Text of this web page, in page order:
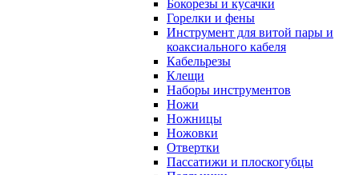
Бокорезы и кусачки
Горелки и фены
Инструмент для витой пары и
коаксиального кабеля
Кабельрезы
Клещи
Наборы инструментов
Ножи
Ножницы
Ножовки
Отвертки
Пассатижи и плоскогубцы